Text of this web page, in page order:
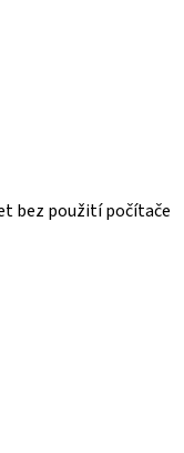
bez použití počítače